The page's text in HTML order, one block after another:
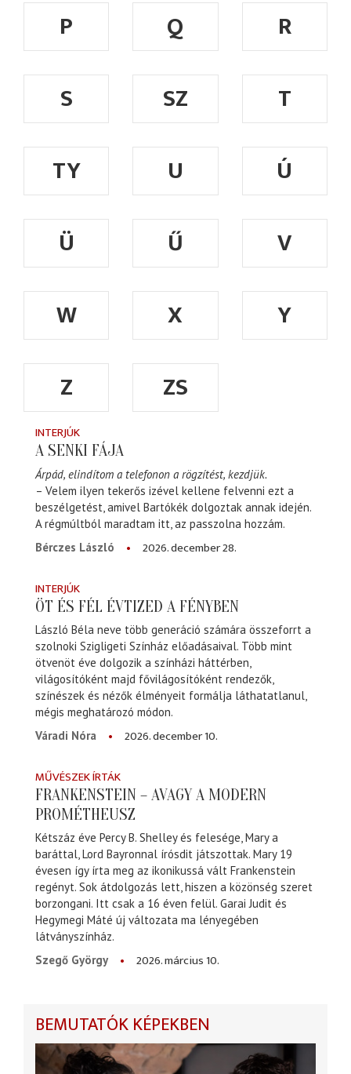
P Q
R
S
SZ
T
TY
U
Ú
Ü
Ű
V
W
X
Y
Z
ZS
INTERJÚK
A SENKI FÁJA
Árpád, elindítom a telefonon a rögzítést, kezdjük.
– Velem ilyen tekerős izével kellene felvenni ezt a
beszélgetést, amivel Bartókék dolgoztak annak idején.
A régmúltból maradtam itt, az passzolna hozzám.
Bérczes László
2026. december 28.
INTERJÚK
ÖT ÉS FÉL ÉVTIZED A FÉNYBEN
László Béla neve több generáció számára összeforrt a
szolnoki Szigligeti Színház előadásaival. Több mint
ötvenöt éve dolgozik a színházi háttérben,
világosítóként majd fővilágosítóként rendezők,
színészek és nézők élményeit formálja láthatatlanul,
mégis meghatározó módon.
Váradi Nóra
2026. december 10.
MŰVÉSZEK ÍRTÁK
FRANKENSTEIN – AVAGY A MODERN
PROMÉTHEUSZ
Kétszáz éve Percy B. Shelley és felesége, Mary a
baráttal, Lord Bayronnal írósdit játszottak. Mary 19
évesen így írta meg az ikonikussá vált Frankenstein
regényt. Sok átdolgozás lett, hiszen a közönség szeret
borzongani. Itt csak a 16 éven felül. Garai Judit és
Hegymegi Máté új változata ma lényegében
látványszínház.
Szegő György
2026. március 10.
BEMUTATÓK KÉPEKBEN